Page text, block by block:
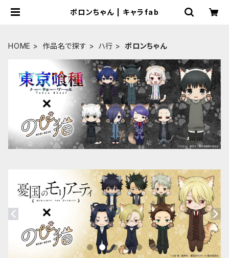
ポロンちゃん | キャラfab
HOME 作品名で探す ハ行 ポロンちゃん